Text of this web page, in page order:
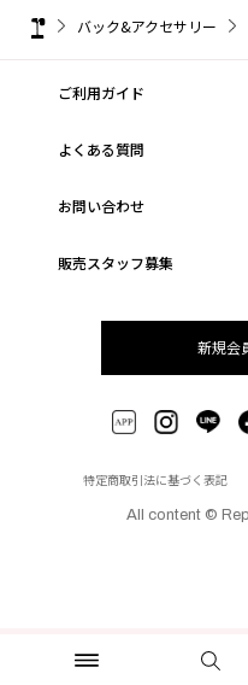
バック&アクセサリー
ご利用ガイド
よくある質問
お問い合わせ
販売スタッフ募集
新規会
特定商取引法に基づく表記
All content ©